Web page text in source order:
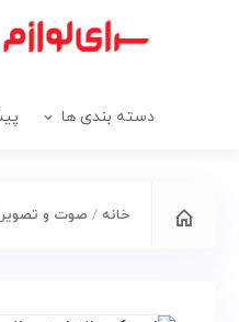
دسته بندی ها
خانه / صوت و تصویر